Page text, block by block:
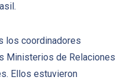
los coordinadores
Ministerios de Relaciones
Ellos estuvieron